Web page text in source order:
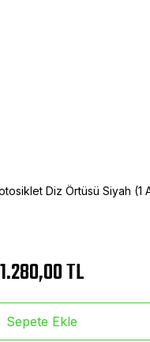
Diz Örtüsü Siyah
1.280,00 TL
Sepete Ekle